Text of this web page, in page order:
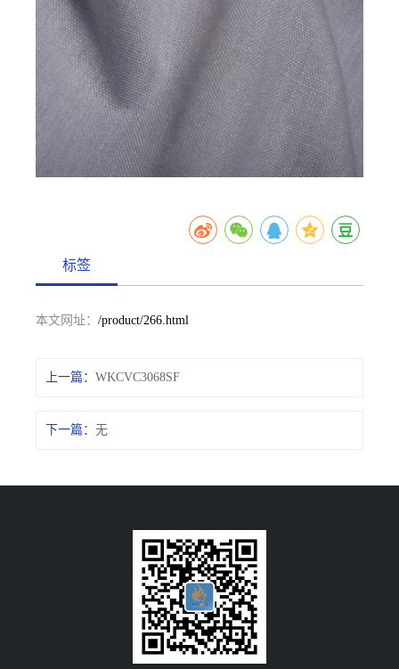
标签
本文网址： /product/266.html
上一篇： WKCVC3068SF
下一篇： 无